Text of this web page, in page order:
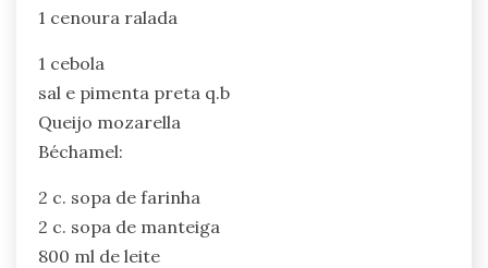
1 cenoura ralada
1 cebola
sal e pimenta preta q.b
Queijo mozarella
Béchamel:
2 c. sopa de farinha
2 c. sopa de manteiga
800 ml de leite